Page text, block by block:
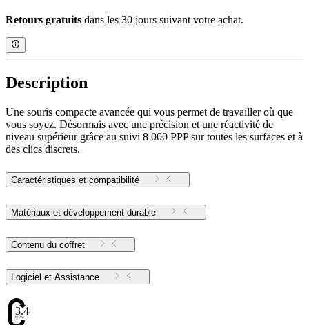
Retours gratuits dans les 30 jours suivant votre achat.
Description
Une souris compacte avancée qui vous permet de travailler où que
vous soyez. Désormais avec une précision et une réactivité de
niveau supérieur grâce au suivi 8 000 PPP sur toutes les surfaces et à
des clics discrets.
Caractéristiques et compatibilité
Matériaux et développement durable
Contenu du coffret
Logiciel et Assistance
3.44